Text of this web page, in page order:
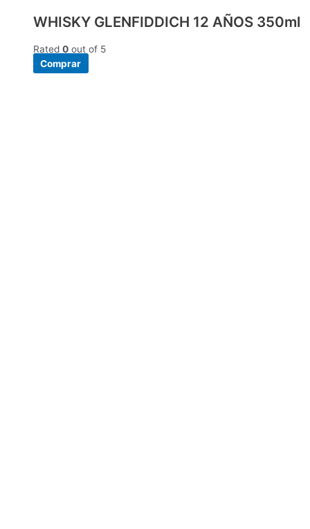
WHISKY GLENFIDDICH 12 AÑOS 350ml
Rated 0 out of 5
Comprar